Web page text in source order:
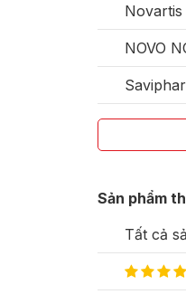
Novartis
NOVO
Sản phẩm
Tất cả